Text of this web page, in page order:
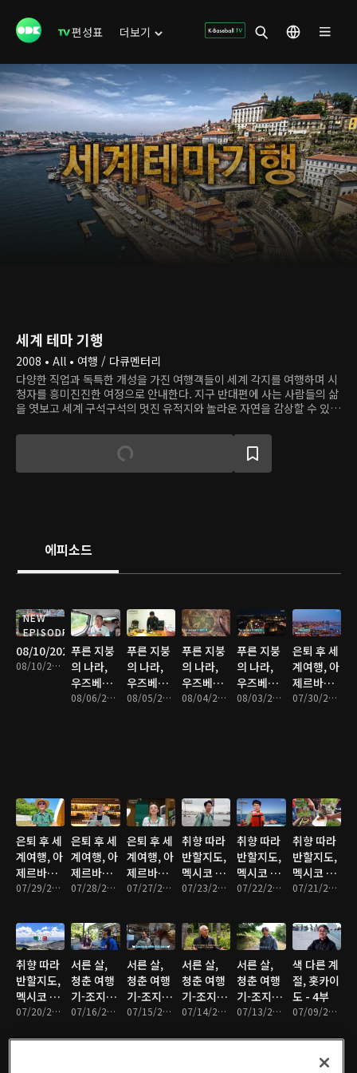
편성표 더보기
세계 테마 기행
2008 • All • 여행 / 다큐멘터리
다양한 직업과 독특한 개성을 가진 여행객들이 세계 각지를 여행하며 시
청자를 흥미진진한 여정으로 안내한다. 지구 반대편에 사는 사람들의 삶
을 엿보고 세계 구석구석의 멋진 유적지와 놀라운 자연을 감상할 수 있
에피소드
NEW
EPISODE
08/10/2026
08/10/2026 • 47분
푸른 지붕
의 나라,
우즈베키
스탄 - 4부
08/06/2026 • 46분
푸른 지붕
의 나라,
우즈베키
스탄 - 3부
08/05/2026 • 46분
푸른 지붕
의 나라,
우즈베키
스탄 - 2부
08/04/2026 • 46분
푸른 지붕
의 나라,
우즈베키
스탄 - 1부
08/03/2026 • 46분
은퇴 후 세
계여행, 아
제르바이
잔 - 4부07/30/2026 • 47분
은퇴 후 세
계여행, 아
제르바이
잔 - 3부07/29/2026 • 47분
은퇴 후 세
계여행, 아
제르바이
잔 - 2부07/28/2026 • 47분
은퇴 후 세
계여행, 아
제르바이
잔 - 1부07/27/2026 • 47분
취향 따라
반할지도,
멕시코 - 4
부
07/23/2026 • 46분
취향 따라
반할지도,
멕시코 - 3
부
07/22/2026 • 46분
취향 따라
반할지도,
멕시코 - 2
부
07/21/2026 • 45분
취향 따라
반할지도,
멕시코 - 1
부
07/20/2026 • 46분
서른 살,
청춘 여행
기-조지아
- 4부
07/16/2026 • 47분
서른 살,
청춘 여행
기-조지아
- 3부
07/15/2026 • 47분
서른 살,
청춘 여행
기-조지아
- 2부
07/14/2026 • 47분
서른 살,
청춘 여행
기-조지아
- 1부
07/13/2026 • 47분
색 다른 계
절, 홋카이
도 - 4부
07/09/2026 • 46분